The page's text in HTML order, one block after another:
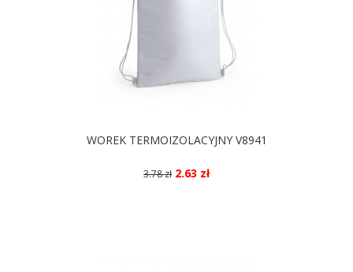
WOREK TERMOIZOLACYJNY V8941
3.78 zł 2.63 zł